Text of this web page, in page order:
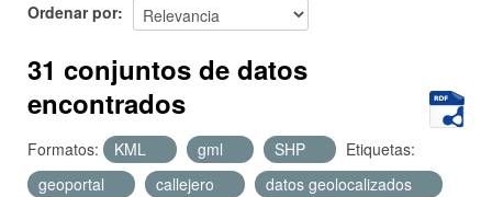
Acerca de
Ordenar por
31 conjuntos de datos
encontrados
Formatos: KML gml SHP
Etiquetas:
geoportal
callejero datos geolocalizados